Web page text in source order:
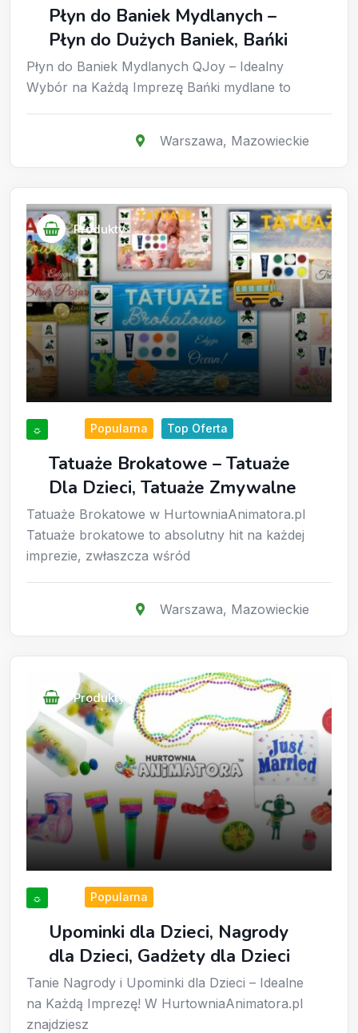
Płyn do Baniek Mydlanych –
Płyn do Dużych Baniek, Bańki
Płyn do Baniek Mydlanych QJoy – Idealny
Wybór na Każdą Imprezę Bańki mydlane to
Warszawa, Mazowieckie
Produkty
☼
Tatuaże Brokatowe – Tatuaże
Dla Dzieci, Tatuaże Zmywalne
Popularna Top Oferta
Tatuaże Brokatowe w HurtowniaAnimatora.pl
Tatuaże brokatowe to absolutny hit na każdej
imprezie, zwłaszcza wśród
Warszawa, Mazowieckie
Produkty
☼
Upominki dla Dzieci, Nagrody
dla Dzieci, Gadżety dla Dzieci
Popularna
Tanie Nagrody i Upominki dla Dzieci – Idealne
na Każdą Imprezę! W HurtowniaAnimatora.pl
znajdziesz